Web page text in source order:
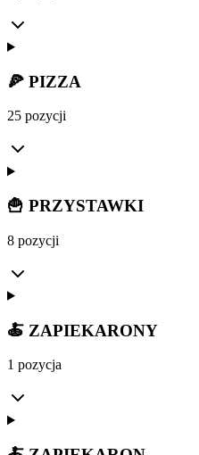
🍕 PIZZA
25 pozycji
🍟 PRZYSTAWKI
8 pozycji
🍝 ZAPIEKARONY
1 pozycja